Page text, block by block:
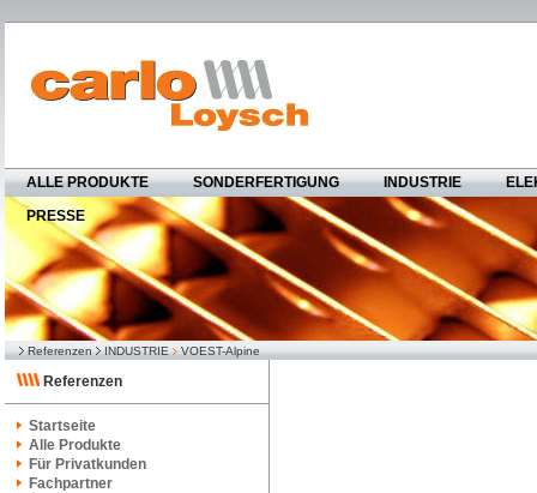
ALLE PRODUKTE SONDERFERTIGUNG INDUSTRIE
PRESSE
Referenzen INDUSTRIE VOEST-Alpine
Referenzen
Startseite
Alle Produkte
Für Privatkunden
Fachpartner